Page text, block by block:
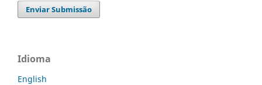
Enviar Submissão
Idioma
English